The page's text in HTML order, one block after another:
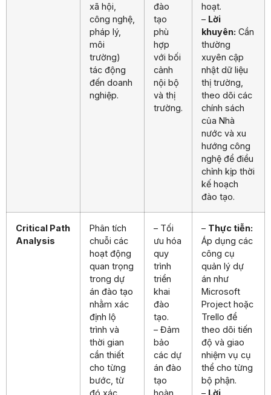
xã hội,
công nghệ,
pháp lý,
môi
trường)
tác động
đến doanh
nghiệp.
đào
tạo
phù
hợp
với bối
cảnh
nội bộ
và thị
trường.
hoạt.
– Lời
khuyên: Cần
thường
xuyên cập
nhật dữ liệu
thị trường,
theo dõi các
chính sách
của Nhà
nước và xu
hướng công
nghệ để điều
chỉnh kịp thời
kế hoạch
đào tạo.
Critical Path
Analysis
Phân tích
chuỗi các
hoạt động
quan trọng
trong dự
án đào tạo
nhằm xác
định lộ
trình và
thời gian
cần thiết
cho từng
bước, từ
đó xác
– Tối
ưu hóa
quy
trình
triển
khai
đào
tạo.
– Đảm
bảo
các dự
án đào
tạo
hoàn
– Thực tiễn:
Áp dụng các
công cụ
quản lý dự
án như
Microsoft
Project hoặc
Trello để
theo dõi tiến
độ và giao
nhiệm vụ cụ
thể cho từng
bộ phận.
– Lời